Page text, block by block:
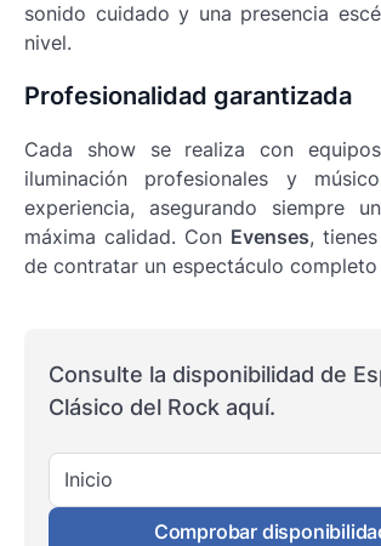
sonido cuidado y una presencia
nivel.
Profesionalidad garantizada
Cada show se realiza con
iluminación profesionales y
experiencia, asegurando siempre
máxima calidad. Con Evenses,
de contratar un espectáculo
Consulte la disponibilidad de
Clásico del Rock aquí.
Inicio
Comprobar